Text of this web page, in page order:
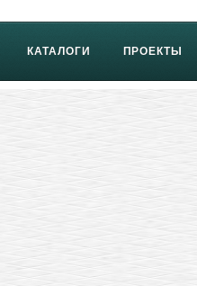
КАТАЛОГИ ПРОЕКТЫ